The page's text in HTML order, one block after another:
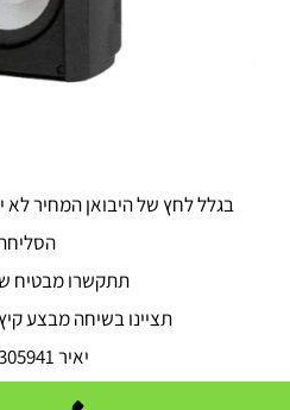
בגלל לחץ של היבואן המחיר לא
תתקשרו מבטיח
תציינו בשיחה מבצע
יאיר 0504305941